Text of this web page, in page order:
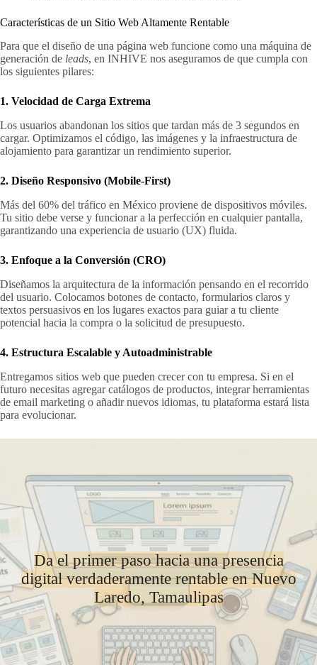
Características de un Sitio Web Altamente Rentable
Para que el diseño de una página web funcione como una máquina de
generación de leads, en INHIVE nos aseguramos de que cumpla con
los siguientes pilares:
1. Velocidad de Carga Extrema
Los usuarios abandonan los sitios que tardan más de 3 segundos en
cargar. Optimizamos el código, las imágenes y la infraestructura de
alojamiento para garantizar un rendimiento superior.
2. Diseño Responsivo (Mobile-First)
Más del 60% del tráfico en México proviene de dispositivos móviles.
Tu sitio debe verse y funcionar a la perfección en cualquier pantalla,
garantizando una experiencia de usuario (UX) fluida.
3. Enfoque a la Conversión (CRO)
Diseñamos la arquitectura de la información pensando en el recorrido
del usuario. Colocamos botones de contacto, formularios claros y
textos persuasivos en los lugares exactos para guiar a tu cliente
potencial hacia la compra o la solicitud de presupuesto.
4. Estructura Escalable y Autoadministrable
Entregamos sitios web que pueden crecer con tu empresa. Si en el
futuro necesitas agregar catálogos de productos, integrar herramientas
de email marketing o añadir nuevos idiomas, tu plataforma estará lista
para evolucionar.
Da el primer paso hacia una presencia
digital verdaderamente rentable en Nuevo
Laredo, Tamaulipas